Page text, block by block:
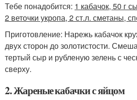
Тебе понадобится: 1 кабачок, 50 г
2 веточки укропа, 2 ст.л. сметаны,
Приготовление: Нарежь кабачок
двух сторон до золотистости.
тертый сыр и рубленую зелень с
сверху.
2. Жареные кабачки с яйцом